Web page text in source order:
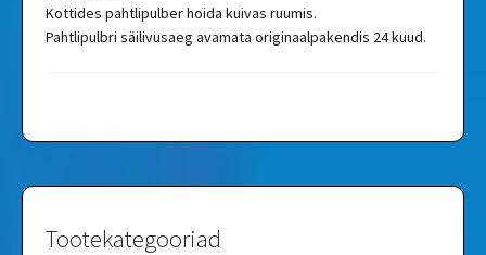
Kottides pahtlipulber hoida kuivas ruumis.
Pahtlipulbri säilivusaeg avamata originaalpakendis 24 kuud.
Tootekategooriad